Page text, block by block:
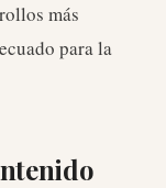
más
para la